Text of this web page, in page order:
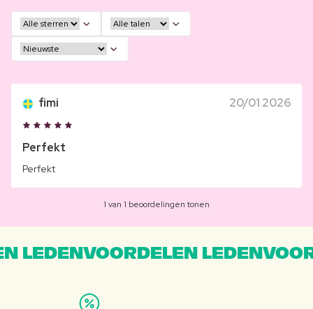
fimi 20/01 2026
Perfekt
Perfekt
1 van 1 beoordelingen tonen
LEDENVOORDELEN